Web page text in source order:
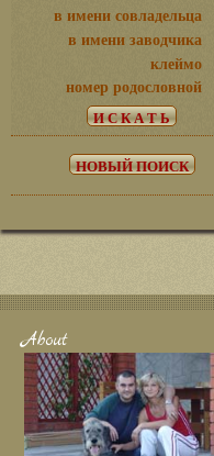
в имени совладельца
в имени заводчика
клеймо
номер родословной
About